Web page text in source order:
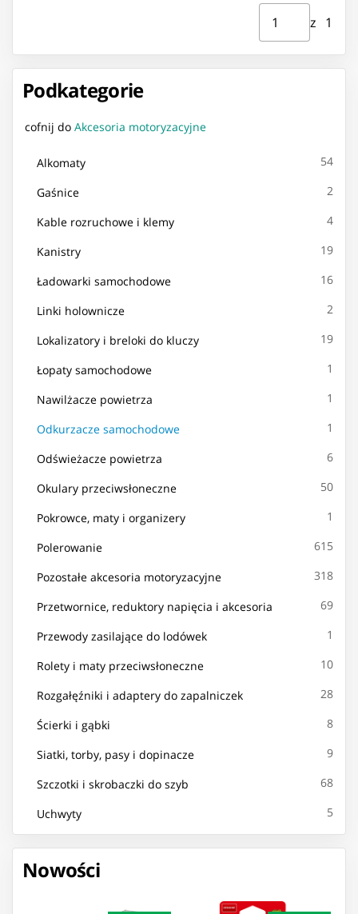
Podkategorie
cofnij do Akcesoria motoryzacyjne
Alkomaty 54
Gaśnice 2
Kable rozruchowe i klemy 4
Kanistry 19
Ładowarki samochodowe 16
Linki holownicze 2
Lokalizatory i breloki do kluczy 19
Łopaty samochodowe 1
Nawilżacze powietrza 1
Odkurzacze samochodowe 1
Odświeżacze powietrza 6
Okulary przeciwsłoneczne 50
Pokrowce, maty i organizery 1
Polerowanie 615
Pozostałe akcesoria motoryzacyjne 318
Przetwornice, reduktory napięcia i akcesoria 69
Przewody zasilające do lodówek 1
Rolety i maty przeciwsłoneczne 10
Rozgałęźniki i adaptery do zapalniczek 28
Ścierki i gąbki 8
Siatki, torby, pasy i dopinacze 9
Szczotki i skrobaczki do szyb 68
Uchwyty 5
Nowości
Strona ⁨1⁩ z ⁨1⁩
z ⁨1⁩
Przejdź do strony